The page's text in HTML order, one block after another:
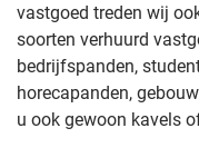
vastgoed treden wij
soorten verhuurd
bedrijfspanden,
horecapanden,
u ook gewoon kavels